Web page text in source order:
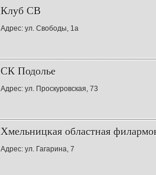
Клуб СВ
Адрес: ул. Свободы, 1а
СК Подолье
Адрес: ул. Проскуровская, 73
Хмельницкая областная
Адрес: ул. Гагарина, 7